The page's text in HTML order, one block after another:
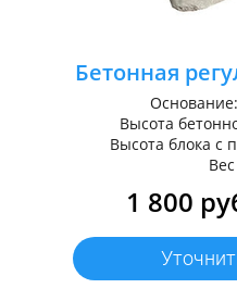
Бетонная
Высота
Высота блока с
1 800